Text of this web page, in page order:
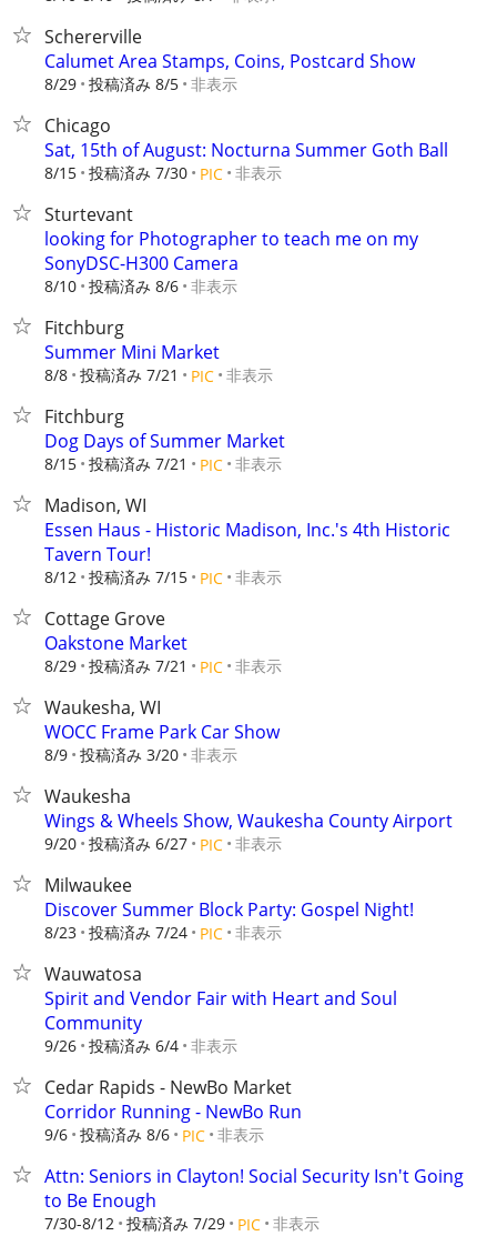
Schererville
Calumet Area Stamps, Coins, Postcard Show
8/29 投稿済み 8/5 非表示
Chicago
Sat, 15th of August: Nocturna Summer Goth Ball
8/15 投稿済み 7/30 PIC 非表示
Sturtevant
looking for Photographer to teach me on my
SonyDSC-H300 Camera
8/10 投稿済み 8/6 非表示
Fitchburg
Summer Mini Market
8/8 投稿済み 7/21 PIC 非表示
Fitchburg
Dog Days of Summer Market
8/15 投稿済み 7/21 PIC 非表示
Madison, WI
Essen Haus - Historic Madison, Inc.'s 4th Historic
Tavern Tour!
8/12 投稿済み 7/15 PIC 非表示
Cottage Grove
Oakstone Market
8/29 投稿済み 7/21 PIC 非表示
Waukesha, WI
WOCC Frame Park Car Show
8/9 投稿済み 3/20 非表示
Waukesha
Wings & Wheels Show, Waukesha County Airport
9/20 投稿済み 6/27 PIC 非表示
Milwaukee
Discover Summer Block Party: Gospel Night!
8/23 投稿済み 7/24 PIC 非表示
Wauwatosa
Spirit and Vendor Fair with Heart and Soul
Community
9/26 投稿済み 6/4 非表示
Cedar Rapids - NewBo Market
Corridor Running - NewBo Run
9/6 投稿済み 8/6 PIC 非表示
Attn: Seniors in Clayton! Social Security Isn't Going
to Be Enough
7/30-8/12 投稿済み 7/29 PIC 非表示